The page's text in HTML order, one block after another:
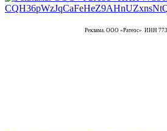
Реклама. ООО «Ратеос» ИНН